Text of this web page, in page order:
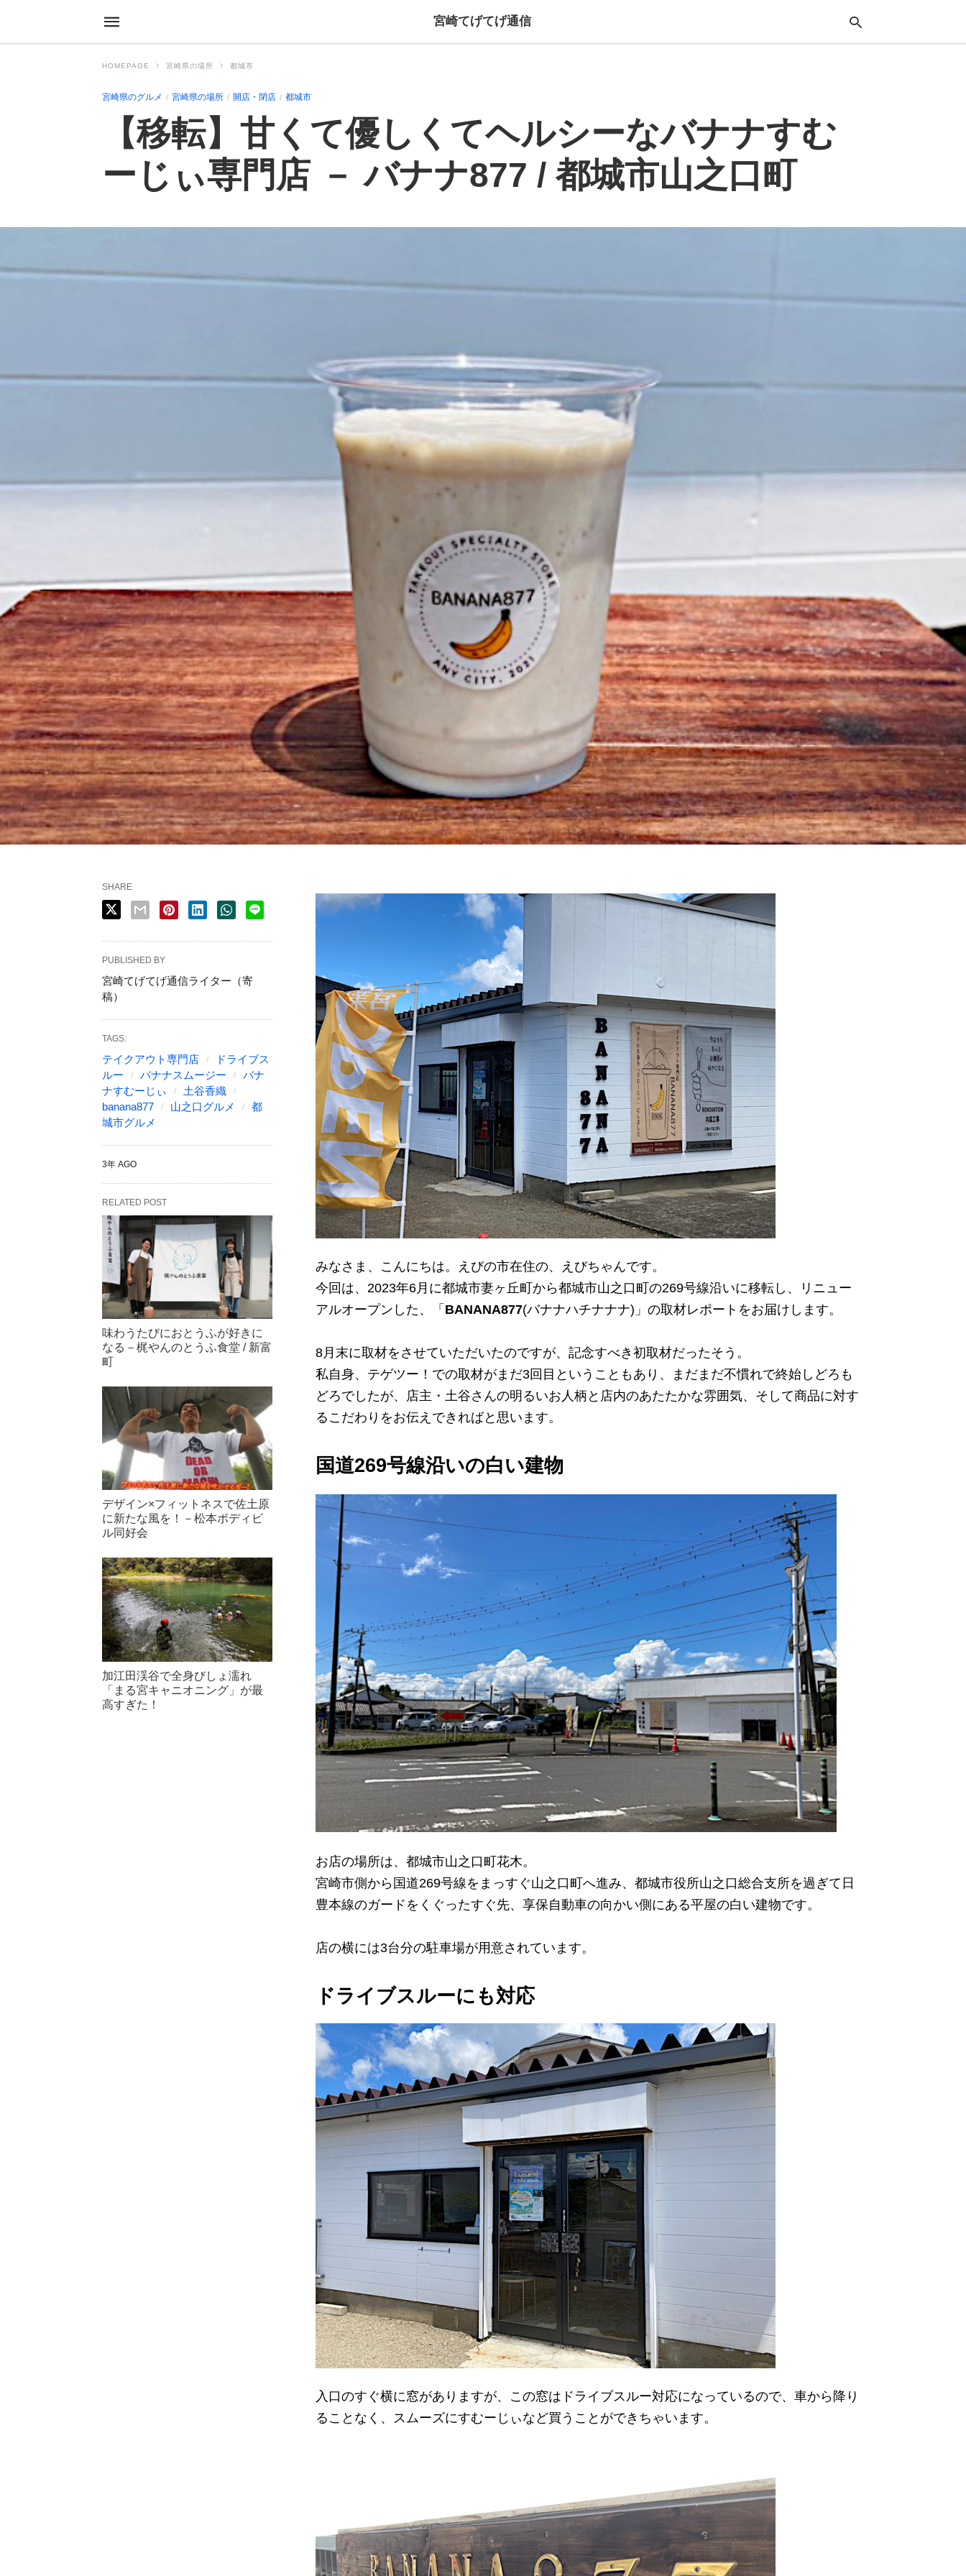
宮崎てげてげ通信
HOMEPAGE 宮崎県の場所 都城市
宮崎県のグルメ 宮崎県の場所 開店・閉店 都城市
【移転】甘くて優しくてヘルシーなバナナすむ
ーじぃ専門店 － バナナ877 / 都城市山之口町
みなさま、こんにちは。えびの市在住の、えびちゃんです。
今回は、2023年6月に都城市妻ヶ丘町から都城市山之口町の269号線沿いに移転し、リニュー
アルオープンした、「 BANANA877(バナナハチナナナ)」の取材レポートをお届けします。
8月末に取材をさせていただいたのですが、記念すべき初取材だったそう。
私自身、テゲツー！での取材がまだ3回目ということもあり、まだまだ不慣れで終始しどろも
どろでしたが、店主・土谷さんの明るいお人柄と店内のあたたかな雰囲気、そして商品に対す
るこだわりをお伝えできればと思います。
国道269号線沿いの白い建物
お店の場所は、都城市山之口町花木。
宮崎市側から国道269号線をまっすぐ山之口町へ進み、都城市役所山之口総合支所を過ぎて日
豊本線のガードをくぐったすぐ先、享保自動車の向かい側にある平屋の白い建物です。
店の横には3台分の駐車場が用意されています。
ドライブスルーにも対応
入口のすぐ横に窓がありますが、この窓はドライブスルー対応になっているので、車から降り
ることなく、スムーズにすむーじぃなど買うことができちゃいます。
SHARE
PUBLISHED BY
宮崎てげてげ通信ライター（寄
稿）
TAGS:
テイクアウト専門店
ドライブス
ルー
バナナスムージー
バナ
ナすむーじぃ
土谷香織
banana877
山之口グルメ
都
城市グルメ
3年 AGO
RELATED POST
味わうたびにおとうふが好きに
なる－梶やんのとうふ食堂 / 新富
町
デザイン×フィットネスで佐土原
に新たな風を！－松本ボディビ
ル同好会
加江田渓谷で全身びしょ濡れ
「まる宮キャニオニング」が最
高すぎた！